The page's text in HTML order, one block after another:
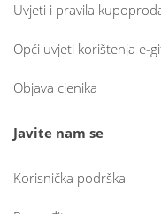
Uvjeti i pravila
Opći uvjeti korištenja e-
Objava cjenika
Javite nam se
Korisnička podrška